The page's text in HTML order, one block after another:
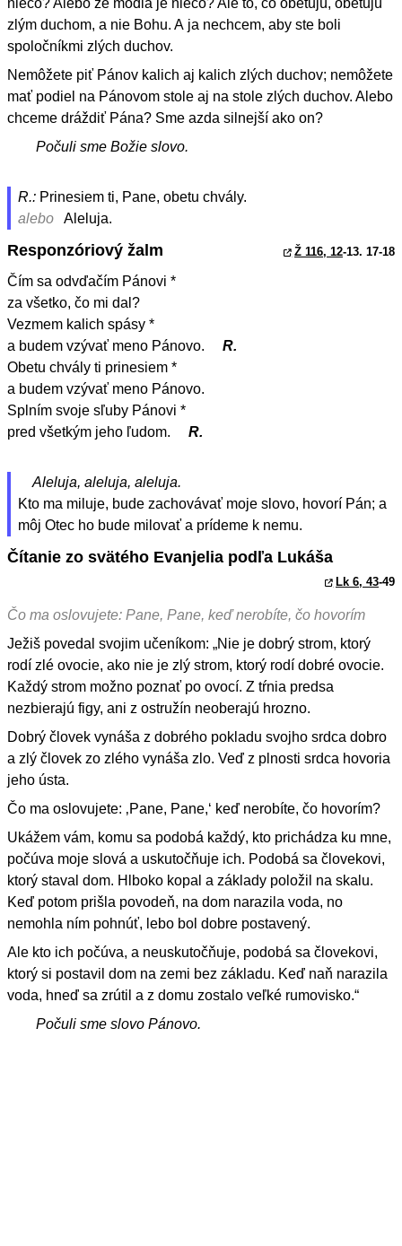
niečo? Alebo že modla je niečo? Ale to, čo obetujú, obetujú
zlým duchom, a nie Bohu. A ja nechcem, aby ste boli
spoločníkmi zlých duchov.
Nemôžete piť Pánov kalich aj kalich zlých duchov; nemôžete
mať podiel na Pánovom stole aj na stole zlých duchov. Alebo
chceme dráždiť Pána? Sme azda silnejší ako on?
Počuli sme Božie slovo.
R.: Prinesiem ti, Pane, obetu chvály.
alebo
Aleluja.
Responzóriový žalm Ž 116, 12-13. 17-18
Čím sa odvďačím Pánovi *
za všetko, čo mi dal?
Vezmem kalich spásy *
a budem vzývať meno Pánovo.
R.
Obetu chvály ti prinesiem *
a budem vzývať meno Pánovo.
Splním svoje sľuby Pánovi *
pred všetkým jeho ľudom.
R.
Aleluja, aleluja, aleluja.
Kto ma miluje, bude zachovávať moje slovo, hovorí Pán; a
môj Otec ho bude milovať a prídeme k nemu.
Čítanie zo svätého Evanjelia podľa Lukáša
Lk 6, 43-49
Čo ma oslovujete: Pane, Pane, keď nerobíte, čo hovorím
Ježiš povedal svojim učeníkom: „Nie je dobrý strom, ktorý
rodí zlé ovocie, ako nie je zlý strom, ktorý rodí dobré ovocie.
Každý strom možno poznať po ovocí. Z tŕnia predsa
nezbierajú figy, ani z ostružín neoberajú hrozno.
Dobrý človek vynáša z dobrého pokladu svojho srdca dobro
a zlý človek zo zlého vynáša zlo. Veď z plnosti srdca hovoria
jeho ústa.
Čo ma oslovujete: ‚Pane, Pane,‘ keď nerobíte, čo hovorím?
Ukážem vám, komu sa podobá každý, kto prichádza ku mne,
počúva moje slová a uskutočňuje ich. Podobá sa človekovi,
ktorý staval dom. Hlboko kopal a základy položil na skalu.
Keď potom prišla povodeň, na dom narazila voda, no
nemohla ním pohnúť, lebo bol dobre postavený.
Ale kto ich počúva, a neuskutočňuje, podobá sa človekovi,
ktorý si postavil dom na zemi bez základu. Keď naň narazila
voda, hneď sa zrútil a z domu zostalo veľké rumovisko.“
Počuli sme slovo Pánovo.